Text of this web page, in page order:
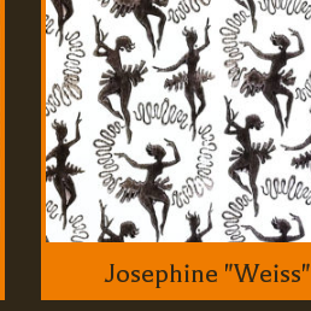
Josephine "Weiss"